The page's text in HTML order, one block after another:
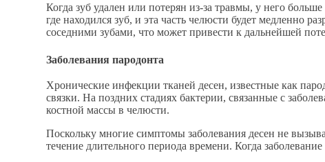
Когда зуб удален или потерян из-за травмы, у него
где находился зуб, и эта часть челюсти будет медленно
соседними зубами, что может привести к дальнейшей
Заболевания пародонта
Хронические инфекции тканей десен, известные как
связки. На поздних стадиях бактерии, связанные с
костной массы в челюсти.
Поскольку многие симптомы заболевания десен не
течение длительного периода времени. Когда